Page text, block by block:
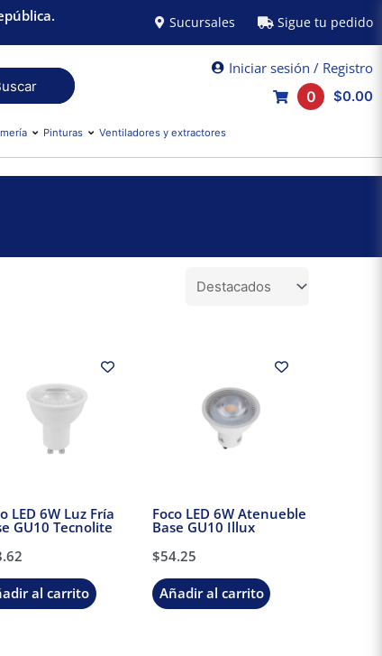
Sucursales Sigue tu pedido
Iniciar sesión / Registro
0
$0.00
Pinturas Ventiladores y extractores
LED 6W Luz Fría
GU10 Tecnolite
al carrito
Foco LED 6W Atenueble
Base GU10 Illux
$54.25
Añadir al carrito